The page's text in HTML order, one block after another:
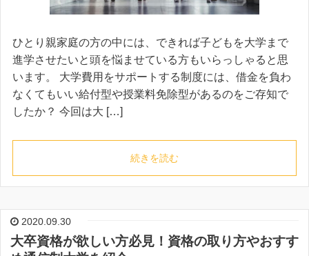
ひとり親家庭の方の中には、できれば子どもを大学まで
進学させたいと頭を悩ませている方もいらっしゃると思
います。 大学費用をサポートする制度には、借金を負わ
なくてもいい給付型や授業料免除型があるのをご存知で
したか？ 今回は大 […]
続きを読む
2020.09.30
大卒資格が欲しい方必見！資格の取り方やおすす